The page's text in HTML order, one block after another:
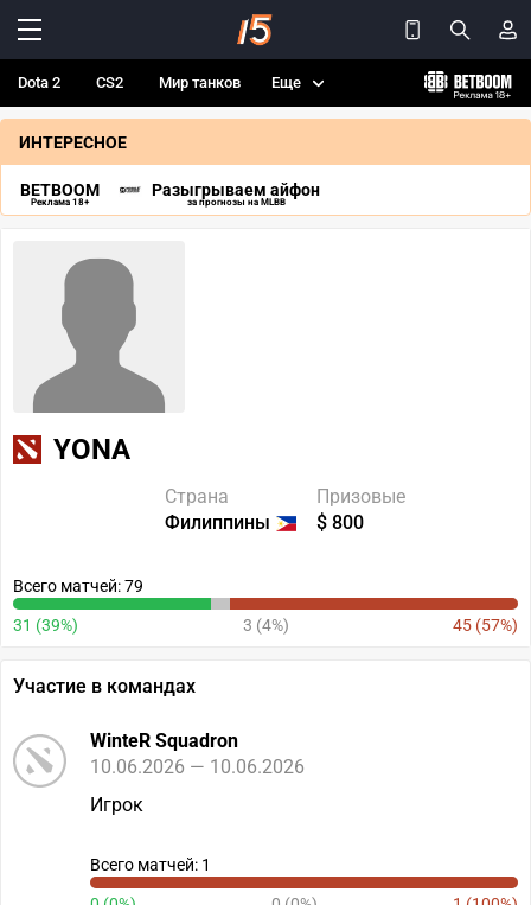
Dota 2 CS2 Мир танков Еще
ИНТЕРЕСНОЕ
BETBOOM
Реклама 18+
Разыгрываем айфон
за прогнозы на MLBB
YONA
Страна
Филиппины
Призовые
$ 800
Всего матчей: 79
31 (39%) 3 (4%) 45 (57%)
Участие в командах
WinteR Squadron
10.06.2026 — 10.06.2026
Игрок
Всего матчей: 1